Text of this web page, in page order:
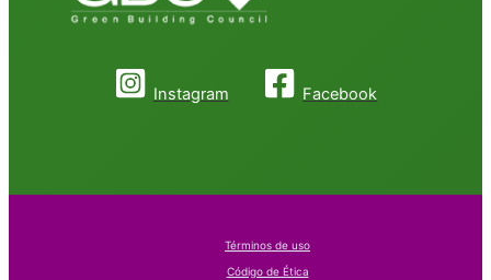
Instagram Facebook
Términos de uso
Código de Ética